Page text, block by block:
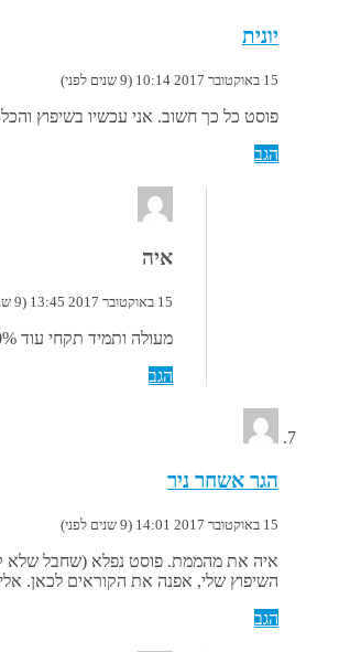
יונית
15 באוקטובר 2017 10:14 (9 שנים לפני)
פוסט כל כך חשוב. אני עכשיו בשיפוץ
הגב
איה
15 באוקטובר 2017 13:45 (9 שנים לפני)
מעולה ותמיד תקחי עוד 10% בחישוב כי תמיד יש טעויות
הגב
הגר אשחר ניר
15 באוקטובר 2017 14:01 (9 שנים לפני)
איה את מהממת. פוסט נפלא (שחבל שלא
השיפוץ שלי, אפנה את הקוראים לכאן.
הגב